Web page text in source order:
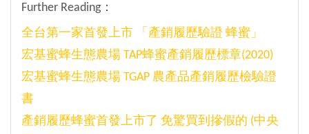
Further Reading：
全台第一家首發上市 「產銷履歷驗證 蜂蜜」
宏基蜜蜂生態農場 TAP蜂蜜產銷履歷標章(2020)
宏基蜜蜂生態農場 TGAP 農產品產銷履歷檢驗證
書
產銷履歷蜂蜜首發上市了 免驚買到摻假的 (中央